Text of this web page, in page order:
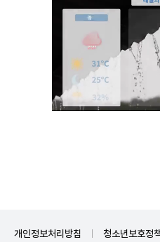
개인정보처리방침 청소년보호정